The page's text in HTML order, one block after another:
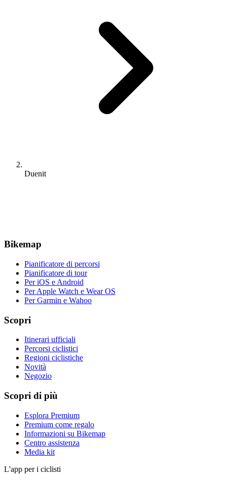
Duenit
Bikemap
Pianificatore di percorsi
Pianificatore di tour
Per iOS e Android
Per Apple Watch e Wear OS
Per Garmin e Wahoo
Scopri
Itinerari ufficiali
Percorsi ciclistici
Regioni ciclistiche
Novità
Negozio
Scopri di più
Esplora Premium
Premium come regalo
Informazioni su Bikemap
Centro assistenza
Media kit
L'app per i ciclisti